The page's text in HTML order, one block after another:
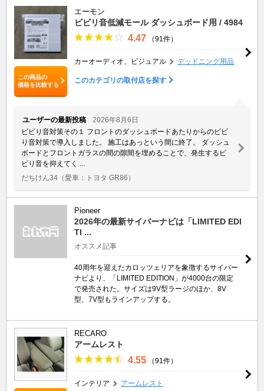
この商品の
価格を比較する
エーモン
ビビリ音低減モール ダッシュボード用 / 4984
4.47 （91件）
カーオーディオ、ビジュアル デッドニング用品
このカテゴリの取付店を探す
ユーザーの最新投稿
2026年8月6日
ビビり音対策その１ フロントのダッシュボードあたりからのビビ
り音対策で導入しました。 施工はあっという間に終了。 ダッシュ
ボードとフロントガラスの間の隙間を埋めることで、発生するビ
ビり音を抑えてく ...
だちけん34 （愛車：トヨタ GR86）
Pioneer
2026年の最新サイバーナビは「LIMITED EDI
TI ...
オススメ記事
40周年を迎えたカロッツェリアを象徴するサイバー
ナビより、「LIMITED EDITION」が4000台の限定
で発売された。サイズは9V型ラージのほか、8V
型、7V型もラインアップする。
RECARO
アームレスト
4.55 （91件）
インテリア アームレスト